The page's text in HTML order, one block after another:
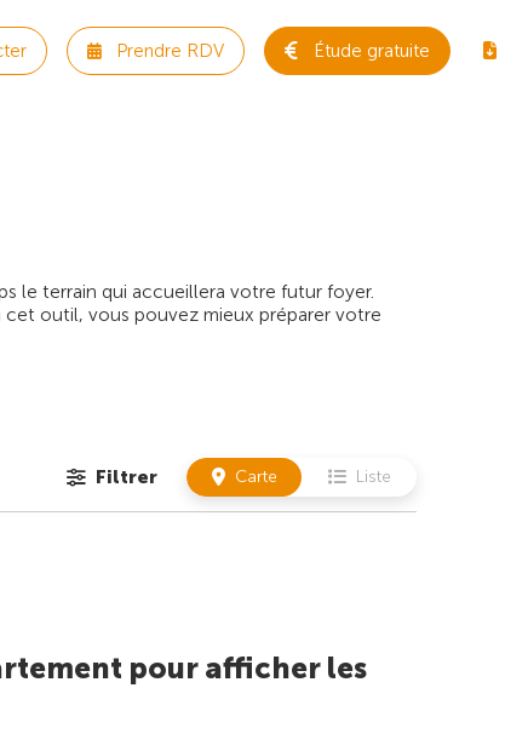
Prendre RDV Étude gratuite
le terrain qui accueillera votre futur foyer.
cet outil, vous pouvez mieux préparer votre
Filtrer Carte Liste
pour afficher les